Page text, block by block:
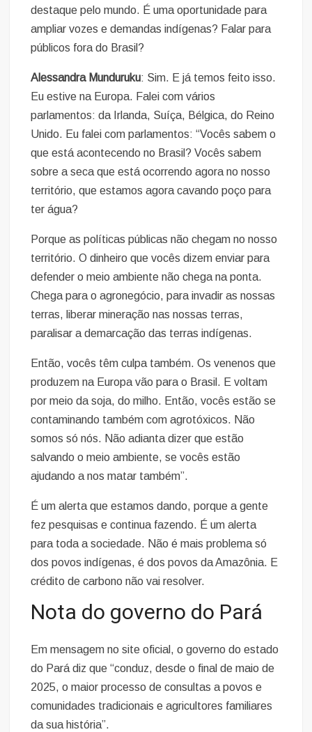
destaque pelo mundo. É uma oportunidade para
ampliar vozes e demandas indígenas? Falar para
públicos fora do Brasil?
Alessandra Munduruku: Sim. E já temos feito isso.
Eu estive na Europa. Falei com vários
parlamentos: da Irlanda, Suíça, Bélgica, do Reino
Unido. Eu falei com parlamentos: “Vocês sabem o
que está acontecendo no Brasil? Vocês sabem
sobre a seca que está ocorrendo agora no nosso
território, que estamos agora cavando poço para
ter água?
Porque as políticas públicas não chegam no nosso
território. O dinheiro que vocês dizem enviar para
defender o meio ambiente não chega na ponta.
Chega para o agronegócio, para invadir as nossas
terras, liberar mineração nas nossas terras,
paralisar a demarcação das terras indígenas.
Então, vocês têm culpa também. Os venenos que
produzem na Europa vão para o Brasil. E voltam
por meio da soja, do milho. Então, vocês estão se
contaminando também com agrotóxicos. Não
somos só nós. Não adianta dizer que estão
salvando o meio ambiente, se vocês estão
ajudando a nos matar também”.
É um alerta que estamos dando, porque a gente
fez pesquisas e continua fazendo. É um alerta
para toda a sociedade. Não é mais problema só
dos povos indígenas, é dos povos da Amazônia. E
crédito de carbono não vai resolver.
Nota do governo do Pará
Em mensagem no site oficial, o governo do estado
do Pará diz que “conduz, desde o final de maio de
2025, o maior processo de consultas a povos e
comunidades tradicionais e agricultores familiares
da sua história”.